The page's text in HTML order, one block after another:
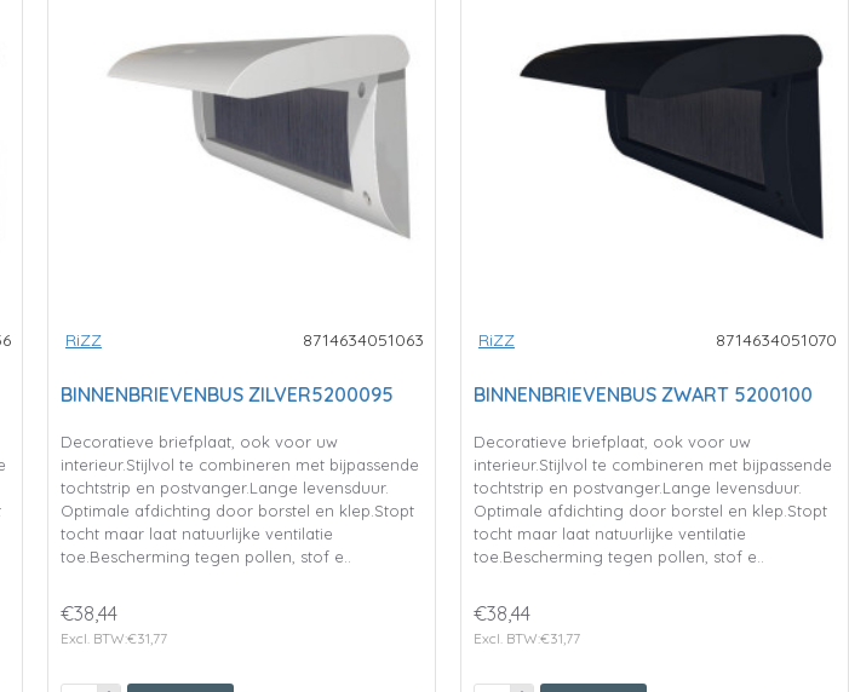
RiZZ 8714634051063
BINNENBRIEVENBUS ZILVER5200095
Decoratieve briefplaat, ook voor uw
interieur.Stijlvol te combineren met bijpassende
tochtstrip en postvanger.Lange levensduur.
Optimale afdichting door borstel en klep.Stopt
tocht maar laat natuurlijke ventilatie
toe.Bescherming tegen pollen, stof e..
€38,44
Excl. BTW:€31,77
RiZZ 8714634051070
BINNENBRIEVENBUS ZWART 5200100
Decoratieve briefplaat, ook voor uw
interieur.Stijlvol te combineren met bijpassende
tochtstrip en postvanger.Lange levensduur.
Optimale afdichting door borstel en klep.Stopt
tocht maar laat natuurlijke ventilatie
toe.Bescherming tegen pollen, stof e..
€38,44
Excl. BTW:€31,77